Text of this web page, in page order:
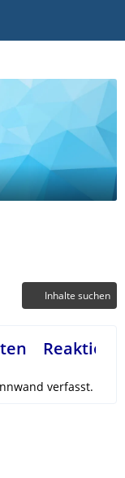
Inhalte suchen
verfasst.